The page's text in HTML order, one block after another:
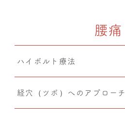
小顔矯正
腰痛
ハイボルト療法
経穴（ツボ）へのアプローチ